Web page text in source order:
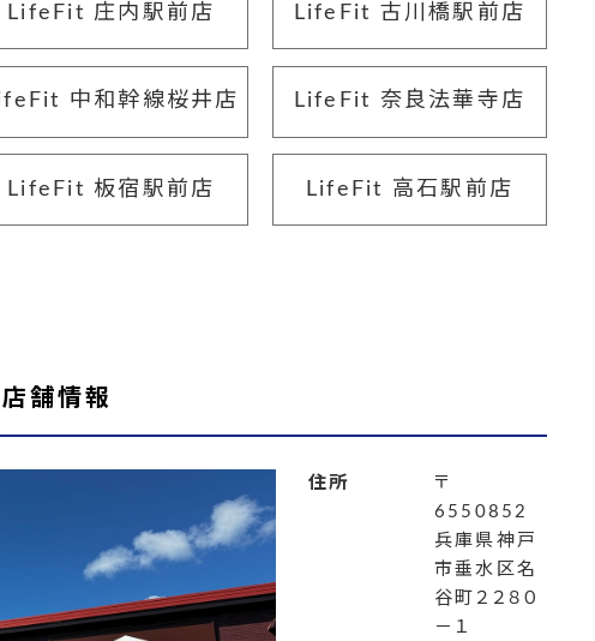
LifeFit 庄内駅前店 LifeFit 古川橋駅前店
中和幹線桜井店 LifeFit 奈良法華寺店
LifeFit 板宿駅前店 LifeFit 高石駅前店
舗情報
住所
〒
6550852
兵庫県神戸
市垂水区名
谷町２２８０
－１